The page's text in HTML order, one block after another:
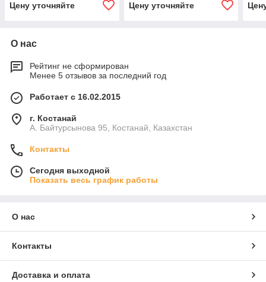
Цену уточняйте
Цену уточняйте
О нас
Рейтинг не сформирован
Менее 5 отзывов за последний год
Работает с 16.02.2015
г. Костанай
А. Байтурсынова 95, Костанай, Казахстан
Контакты
Сегодня выходной
Показать весь график работы
О нас
Контакты
Доставка и оплата